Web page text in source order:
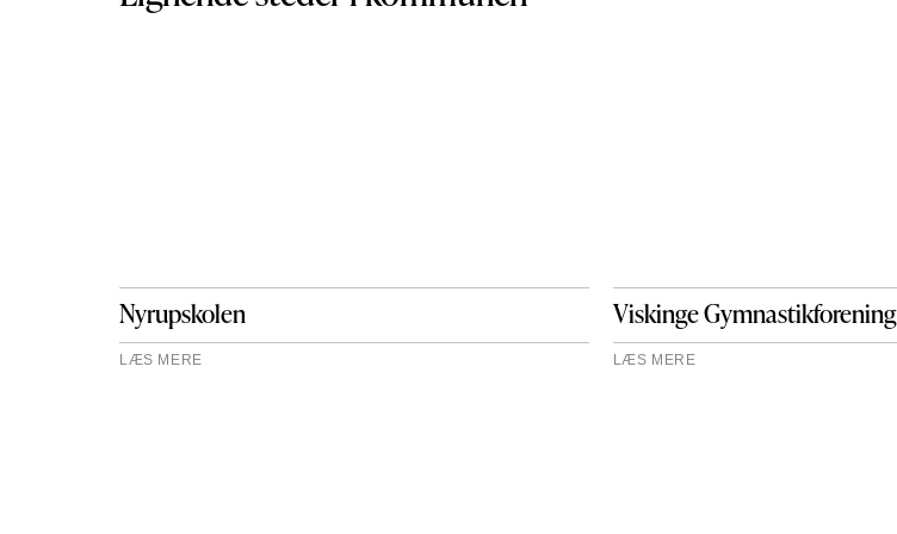
Nyrupskolen
LÆS MERE
Viskinge Gymnastikforening
LÆS MERE